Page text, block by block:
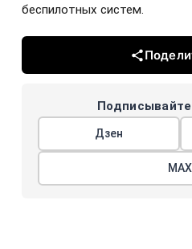
беспилотных систем.
Дзен
МАХ